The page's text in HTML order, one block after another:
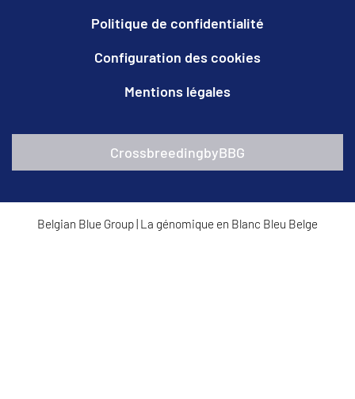
Politique de confidentialité
Configuration des cookies
Mentions légales
CrossbreedingbyBBG
Belgian Blue Group| La génomique en Blanc Bleu Belge